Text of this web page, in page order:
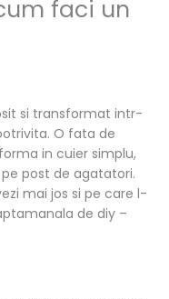
faci un
si transformat intr-
O fata de
in cuier simplu,
post de agatatori.
mai jos si pe care l-
de diy –